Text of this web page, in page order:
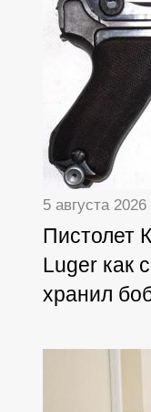
5 августа 2026
Пистолет
Luger как
хранил